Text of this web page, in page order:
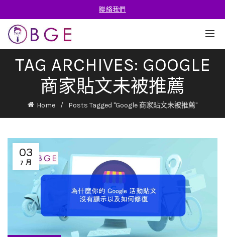
聯絡我們
TAG ARCHIVES: GOOGLE
商家貼文未被推薦
Home Posts Tagged "Google 商家貼文未被推薦"
03
7 月